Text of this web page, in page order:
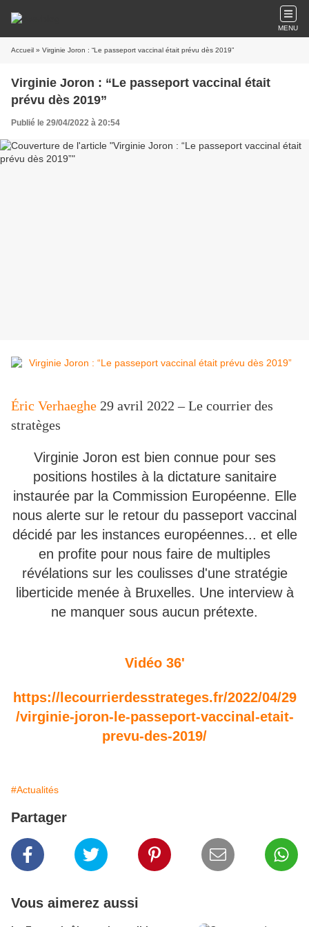
MENU
Accueil » Virginie Joron : “Le passeport vaccinal était prévu dès 2019”
Virginie Joron : “Le passeport vaccinal était
prévu dès 2019”
Publié le 29/04/2022 à 20:54
Éric Verhaeghe 29 avril 2022 – Le courrier des
stratèges
Virginie Joron est bien connue pour ses
positions hostiles à la dictature sanitaire
instaurée par la Commission Européenne. Elle
nous alerte sur le retour du passeport vaccinal
décidé par les instances européennes... et elle
en profite pour nous faire de multiples
révélations sur les coulisses d'une stratégie
liberticide menée à Bruxelles. Une interview à
ne manquer sous aucun prétexte.
Vidéo 36'
https://lecourrierdesstrateges.fr/2022/04/29
/virginie-joron-le-passeport-vaccinal-etait-
prevu-des-2019/
#Actualités
Partager
Vous aimerez aussi